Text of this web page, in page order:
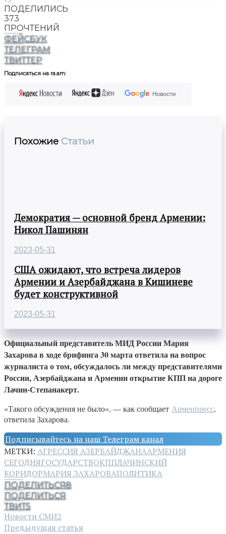
ПОДЕЛИЛИСЬ
373
ПРОЧТЕНИЙ
ФЕЙСБУК
ТЕЛЕГРАМ
ТВИТТЕР
Подписаться на ra.am:
Похожие Статьи
Демократия — основной бренд Армении:
Никол Пашинян
2023-05-31
США ожидают, что встреча лидеров
Армении и Азербайджана в Кишиневе
будет конструктивной
2023-05-31
Официальный представитель МИД России Мария
Захарова в ходе брифинга 30 марта ответила на вопрос
журналиста о том, обсуждалось ли между представителями
России, Азербайджана и Армении открытие КПП на дороге
Лачин-Степанакерт.
«Такого обсуждения не было», — как сообщает Арменпресс,
ответила Захарова.
Подписывайтесь на наш Телеграм канал
МЕТКИ: АГРЕССИЯ АЗЕРБАЙДЖАНААРМЕНИЯ
СЕГОДНЯГОСУДАРСТВОКППЛАЧИНСКИЙ
КОРИДОРМАРИЯ ЗАХАРОВАПОЛИТИКА
ПОДЕЛИТЬСЯ8
ПОДЕЛИТЬСЯ
ТВИТ5
Новости СМИ2
Предыдущая статья